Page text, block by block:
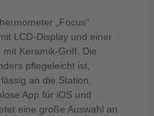
„Focus“
LCD-Display und einer
Keramik-Griff. Die
pflegeleicht ist,
an die Station,
App für iOS und
eine große Auswahl an